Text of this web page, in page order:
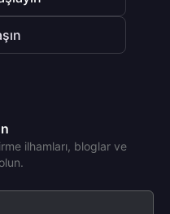
ilhamları, bloglar ve